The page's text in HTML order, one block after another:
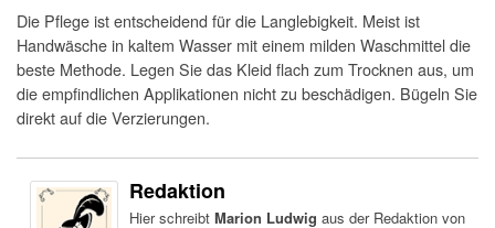
Die Pflege ist entscheidend für die Langlebigkeit. Meist ist
Handwäsche in kaltem Wasser mit einem milden Waschmittel die
beste Methode. Legen Sie das Kleid flach zum Trocknen aus, um
die empfindlichen Applikationen nicht zu beschädigen. Bügeln Sie
direkt auf die Verzierungen.
Redaktion
Hier schreibt Marion Ludwig aus der Redaktion von